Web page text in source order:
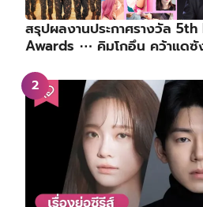
สรุปผลงานประกาศรางวัล
Awards ⋯ คิมโกอึน คว้าแดซั